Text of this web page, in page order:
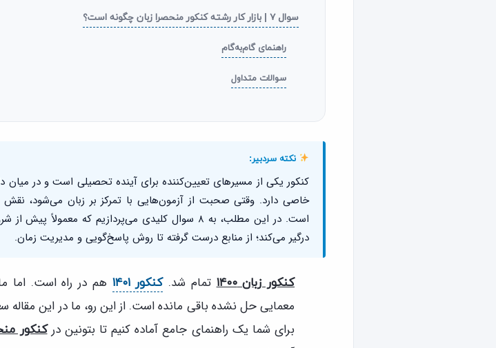
سوال ۷ | بازار کار رشته کنکور منحصرا زبان چگونه است؟
راهنمای گام‌به‌گام
سوالات متداول
نکته سردبیر:
کنکور یکی از مسیرهای تعیین‌کننده برای آینده تحصیلی است و در
خاصی دارد. وقتی صحبت از آزمون‌هایی با تمرکز بر زبان می‌شود،
است. در این مطلب، به ۸ سوال کلیدی می‌پردازیم که
درگیر می‌کند؛ از منابع درست گرفته تا روش پاسخ‌گویی و مدیریت زمان.
کنکور زبان ۱۴۰۰ تمام شد.کنکور ۱۴۰۱ هم در راه است. اما
معمایی حل نشده باقی مانده است. از این رو، ما در این
برای شما یک راهنمای جامع آماده کنیم تا بتونین درکنکور